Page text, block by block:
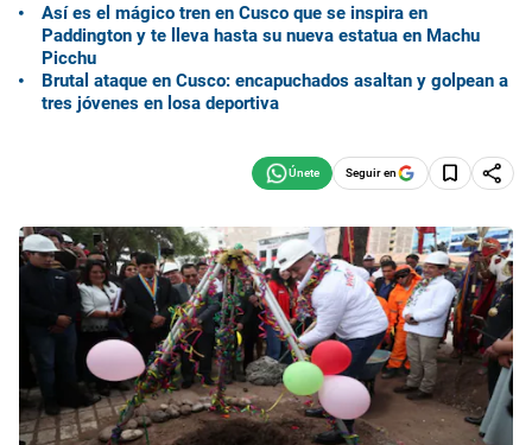
Así es el mágico tren en Cusco que se inspira en
Paddington y te lleva hasta su nueva estatua en Machu
Picchu
Brutal ataque en Cusco: encapuchados asaltan y golpean a
tres jóvenes en losa deportiva
Seguir en